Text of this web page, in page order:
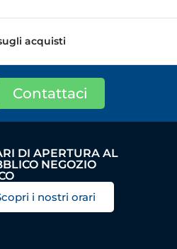
acquisti
Contattaci
DI APERTURA AL
NEGOZIO
i nostri orari